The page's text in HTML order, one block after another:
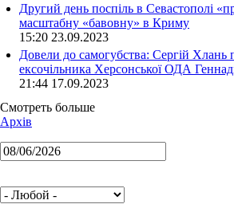
Другий день поспіль в Севастополі
масштабну «бавовну» в Криму
15:20 23.09.2023
Довели до самогубства: Сергій Хлань
ексочільника Херсонської ОДА
21:44 17.09.2023
Смотреть больше
Архів